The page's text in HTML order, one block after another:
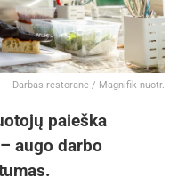
Darbas restorane / Magnifik nuotr.
paieška
augo darbo